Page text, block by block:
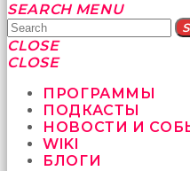
Yatağa
bile
geçmeye
fırsat
sikici
kocalar
güzel
karıları
SEARCH MENU
CLOSE
CLOSE
ПРОГРАММЫ
ПОДКАСТЫ
НОВОСТИ И
WIKI
БЛОГИ